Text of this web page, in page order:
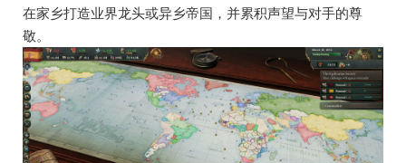
在家乡打造业界龙头或异乡帝国，并累积声望与对手的尊
敬。